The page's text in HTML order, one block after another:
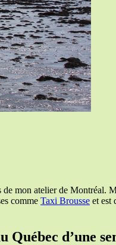
de mon atelier de Montréal.
comme Taxi Brousse et est
d’une